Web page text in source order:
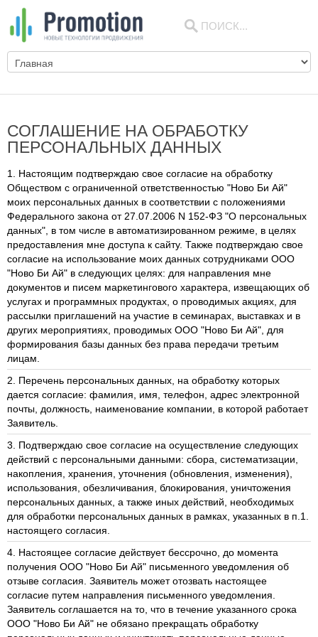
СОГЛАШЕНИЕ НА ОБРАБОТКУ
ПЕРСОНАЛЬНЫХ ДАННЫХ
1. Настоящим подтверждаю свое согласие на обработку
Обществом с ограниченной ответственностью "Ново Би Ай"
моих персональных данных в соответствии с положениями
Федерального закона от 27.07.2006 N 152-ФЗ "О персональных
данных", в том числе в автоматизированном режиме, в целях
предоставления мне доступа к сайту. Также подтверждаю свое
согласие на использование моих данных сотрудниками ООО
"Ново Би Ай" в следующих целях: для направления мне
документов и писем маркетингового характера, извещающих об
услугах и программных продуктах, о проводимых акциях, для
рассылки приглашений на участие в семинарах, выставках и в
других мероприятиях, проводимых ООО "Ново Би Ай", для
формирования базы данных без права передачи третьим
лицам.
2. Перечень персональных данных, на обработку которых
дается согласие: фамилия, имя, телефон, адрес электронной
почты, должность, наименование компании, в которой работает
Заявитель.
3. Подтверждаю свое согласие на осуществление следующих
действий с персональными данными: сбора, систематизации,
накопления, хранения, уточнения (обновления, изменения),
использования, обезличивания, блокирования, уничтожения
персональных данных, а также иных действий, необходимых
для обработки персональных данных в рамках, указанных в п.1.
настоящего согласия.
4. Настоящее согласие действует бессрочно, до момента
получения ООО "Ново Би Ай" письменного уведомления об
отзыве согласия. Заявитель может отозвать настоящее
согласие путем направления письменного уведомления.
Заявитель соглашается на то, что в течение указанного срока
ООО "Ново Би Ай" не обязано прекращать обработку